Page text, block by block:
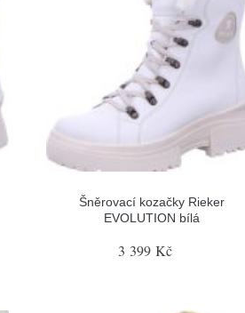
Šněrovací kozačky Rieker
EVOLUTION bílá
3 399 Kč